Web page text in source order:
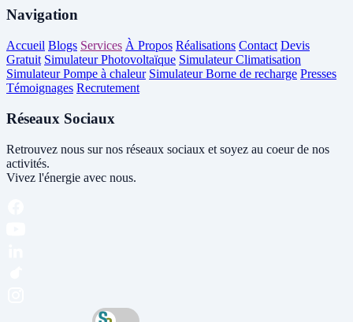
Navigation
Accueil Blogs Services À Propos Réalisations Contact Devis
Gratuit Simulateur Photovoltaïque Simulateur Climatisation
Simulateur Pompe à chaleur Simulateur Borne de recharge Presses
Témoignages Recrutement
Réseaux Sociaux
Retrouvez nous sur nos réseaux sociaux et soyez au coeur de nos
activités.
Vivez l'énergie avec nous.